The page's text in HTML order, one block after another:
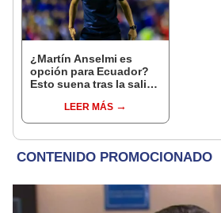
¿Martín Anselmi es
opción para Ecuador?
Esto suena tras la salida
LEER MÁS